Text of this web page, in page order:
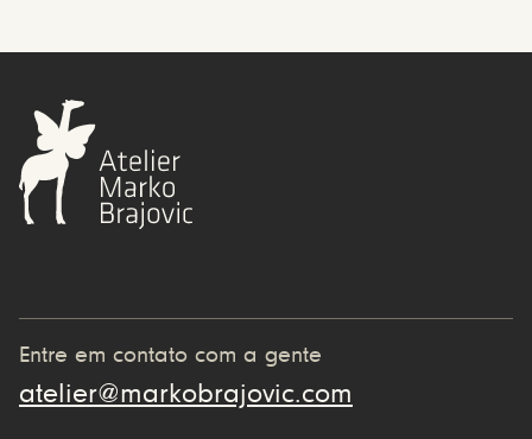
Entre em contato com a gente
atelier@markobrajovic.com